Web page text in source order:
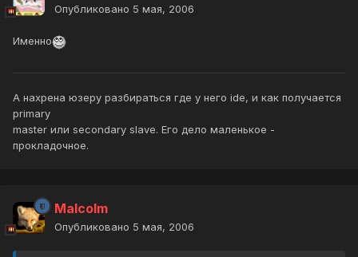
Опубликовано 5 мая, 2006
Именно
А нахрена юзеру разбираться где у него ide, и как получается
primary
master или secondary slave. Его дело маленькое -
прокладочное.
Malcolm
Опубликовано 5 мая, 2006